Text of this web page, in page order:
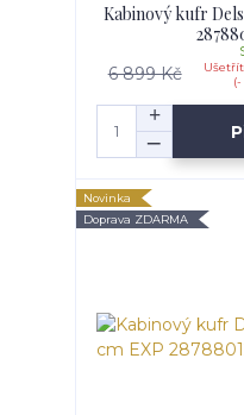
Kabinový kufr
6 899 Kč
(-
Novinka
Doprava ZDARMA